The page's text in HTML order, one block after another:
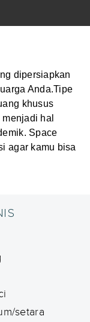
dipersiapkan
Anda.Tipe
khusus
hal
Space
agar kamu bisa
setara